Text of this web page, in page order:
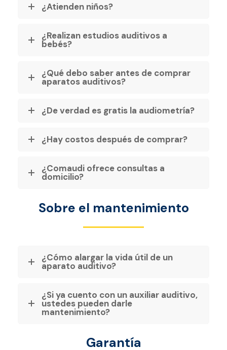
¿Atienden niños?
¿Realizan estudios auditivos a
bebés?
¿Qué debo saber antes de comprar
aparatos auditivos?
¿De verdad es gratis la audiometría?
¿Hay costos después de comprar?
¿Comaudi ofrece consultas a
domicilio?
Sobre el mantenimiento
¿Cómo alargar la vida útil de un
aparato auditivo?
¿Si ya cuento con un auxiliar auditivo,
ustedes pueden darle
mantenimiento?
Garantía